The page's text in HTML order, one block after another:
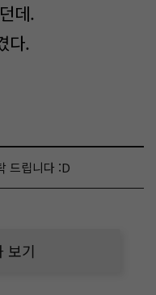
데.
다.
드립니다 :D
보기